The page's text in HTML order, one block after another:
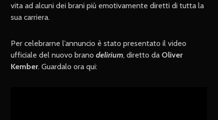
vita ad alcuni dei brani più emotivamente diretti di tutta la
sua carriera.
Per celebrarne l’annuncio è stato presentato il video
ufficiale del nuovo branodelirium, diretto da Oliver
Kember. Guardalo ora qui: